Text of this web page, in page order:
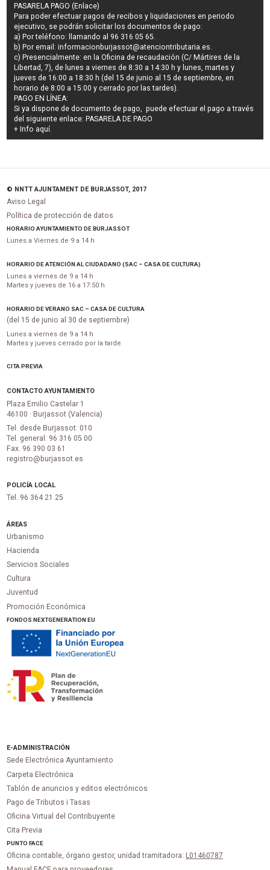
PASARELA PAGO (Enlace)
Para poder efectuar pagos derecibos y liquidaciones en periodo
ejecutivo, se podrán solicitar los documentos de pago:
a) Por teléfono: llamando al 96 316 05 65.
b) Por email:informacionburjassot@atenciontributaria.es.
c) Presencialmente: en la Oficina de recaudación (C/ Mártires de la
Libertad, 7), de lunes a viernes de 8:30 a 14:30 h y lunes, martes y
jueves de 16:00 a 18:30 h (del 15 de junio al 15 de septiembre, en
horario de 8:00 a 15:00 y cerrado por las tardes).
PAGO EN LÍNEA:
Si ya dispone de documento de pago, puede efectuar el pago a través
del siguiente enlace: PASARELA DE PAGO
+ Info aquí.
© NNTT AJUNTAMENT DE BURJASSOT, 2017
Aviso Legal
Política de protección de datos
HORARIO AYUNTAMIENTO DE BURJASSOT
Lunes a Viernes de 9 a 14 h
HORARIO DE ATENCIÓN AL CIUDADANO (SAC – CASA DE CULTURA)
Lunes a viernes de 9 a 14 h
Martes y jueves de 16 a 17:50 h
HORARIO DE VERANO SAC – CASA DE CULTURA
(del 15 de junio al 30 de septiembre)
Lunes a viernes de 9 a 14 h
Martes y jueves cerrado por la tarde
CITA PREVIA
CONTACTO AYUNTAMIENTO
Plaza Emilio Castelar 1
46100 · Burjassot (Valencia)
Tel. desde Burjassot: 010
Tel. general: 96 316 05 00
Fax. 96 390 03 61
registro@burjassot.es
POLICÍA LOCAL
Tel. 96 364 21 25
ÁREAS
Urbanismo
Hacienda
Servicios Sociales
Cultura
Juventud
Promoción Económica
FONDOS NEXTGENERATION EU
E-ADMINISTRACIÓN
Sede Electrónica Ayuntamiento
Carpeta Electrónica
Tablón de anuncios y editos electrónicos
Pago de Tributos i Tasas
Oficina Virtual del Contribuyente
Cita Previa
PUNTOFACE
Oficina contable, órgano gestor, unidad tramitadora: L01460787